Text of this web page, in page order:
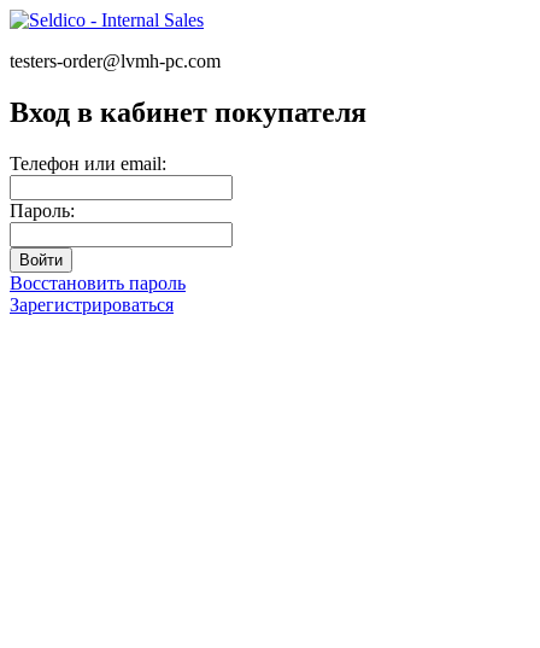
testers-order@lvmh-pc.com
Вход в кабинет покупателя
Телефон или email:
Пароль:
Восстановить пароль
Зарегистрироваться